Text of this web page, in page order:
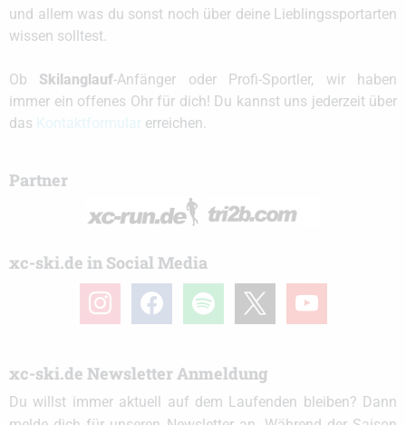
und allem was du sonst noch über deine Lieblingssportarten
wissen solltest.
Ob Skilanglauf-Anfänger oder Profi-Sportler, wir haben
immer ein offenes Ohr für dich! Du kannst uns jederzeit über
das
erreichen.
Partner
xc-ski.de in Social Media
instagramfacebook spotify youtube
xc-ski.de Newsletter Anmeldung
Du willst immer aktuell auf dem Laufenden bleiben? Dann